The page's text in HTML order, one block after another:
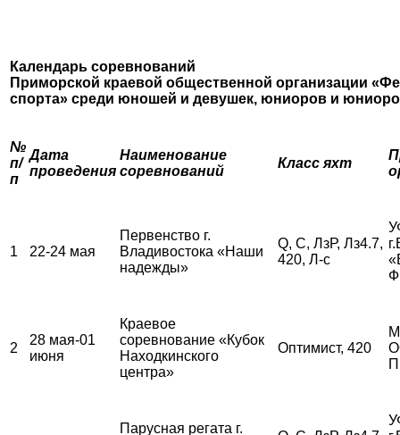
Календарь соревнований
Приморской краевой общественной организации
спорта» среди юношей и девушек, юниоров и
№
п/
п
Дата
проведения
Наименование
соревнований
Класс яхт
1 22-24 мая
Первенство г.
Владивостока «Наши
надежды»
Q, С, ЛзР, Лз4.7,
420, Л-с
2
28 мая-01
июня
Краевое
соревнование «Кубок
Находкинского
центра»
Оптимист, 420
Парусная регата г.